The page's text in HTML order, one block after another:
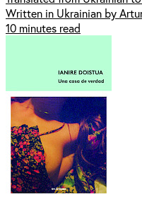
Written in Ukrainian by
10 minutes read